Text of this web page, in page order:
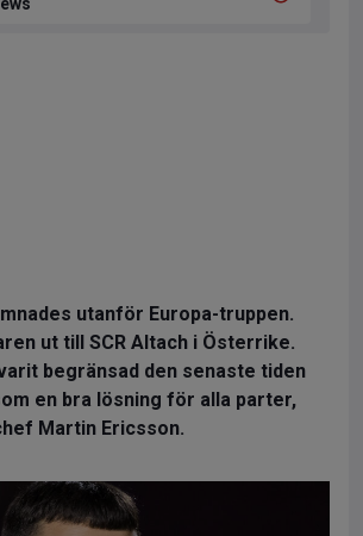
utanför Europa-truppen.
ut till SCR Altach i Österrike.
begränsad den senaste tiden
en bra lösning för alla parter,
Martin Ericsson.